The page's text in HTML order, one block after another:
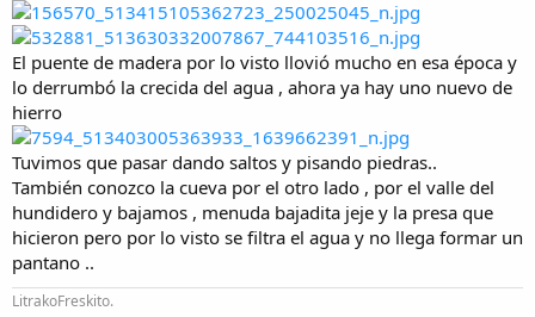
El puente de madera por lo visto llovió mucho en esa época y
lo derrumbó la crecida del agua , ahora ya hay uno nuevo de
hierro
Tuvimos que pasar dando saltos y pisando piedras..
También conozco la cueva por el otro lado , por el valle del
hundidero y bajamos , menuda bajadita jeje y la presa que
hicieron pero por lo visto se filtra el agua y no llega formar un
pantano ..
LitrakoFreskito.